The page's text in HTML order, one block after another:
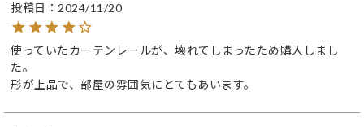
投稿日
2024/11/20
使っていたカーテンレールが、壊れてしまったため購入しまし
た。
形が上品で、部屋の雰囲気にとてもあいます。